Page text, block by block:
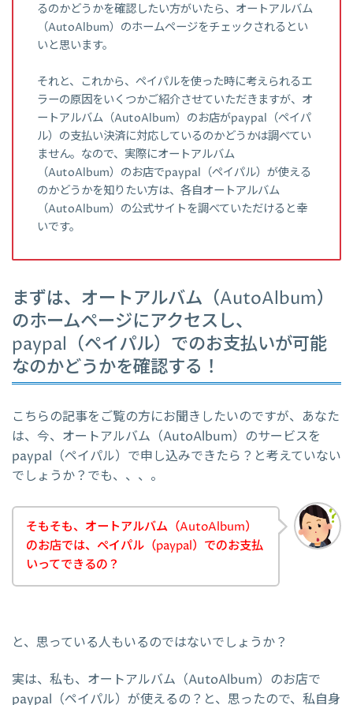
るのかどうかを確認したい方がいたら、オートアルバム
（AutoAlbum）のホームページをチェックされるとい
いと思います。
それと、これから、ペイパルを使った時に考えられるエ
ラーの原因をいくつかご紹介させていただきますが、オ
ートアルバム（AutoAlbum）のお店がpaypal（ペイパ
ル）の支払い決済に対応しているのかどうかは調べてい
ません。なので、実際にオートアルバム
（AutoAlbum）のお店でpaypal（ペイパル）が使える
のかどうかを知りたい方は、各自オートアルバム
（AutoAlbum）の公式サイトを調べていただけると幸
いです。
まずは、オートアルバム（AutoAlbum）
のホームページにアクセスし、
paypal（ペイパル）でのお支払いが可能
なのかどうかを確認する！
こちらの記事をご覧の方にお聞きしたいのですが、あなた
は、今、オートアルバム（AutoAlbum）のサービスを
paypal（ペイパル）で申し込みできたら？と考えていない
でしょうか？でも、、、。
そもそも、オートアルバム（AutoAlbum）
のお店では、ペイパル（paypal）でのお支払
いってできるの？
と、思っている人もいるのではないでしょうか？
実は、私も、オートアルバム（AutoAlbum）のお店で
paypal（ペイパル）が使えるの？と、思ったので、私自身